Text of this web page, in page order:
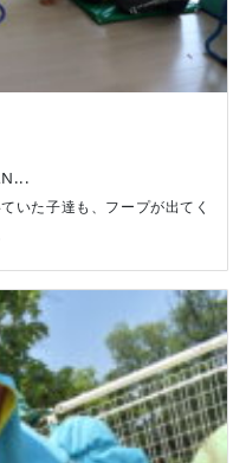
いた子達も、フープが出てく